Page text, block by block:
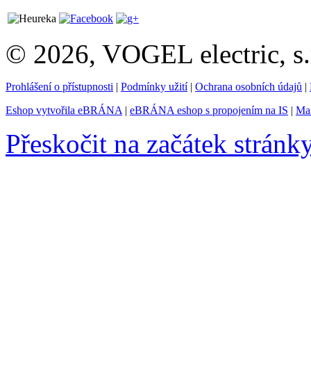
© 2026, VOGEL electric,
Prohlášení o přístupnosti | Podmínky užití| Ochrana osobních údajů |
Eshop vytvořila eBRÁNA | eBRÁNA eshop s propojením na IS |
Přeskočit na začátek